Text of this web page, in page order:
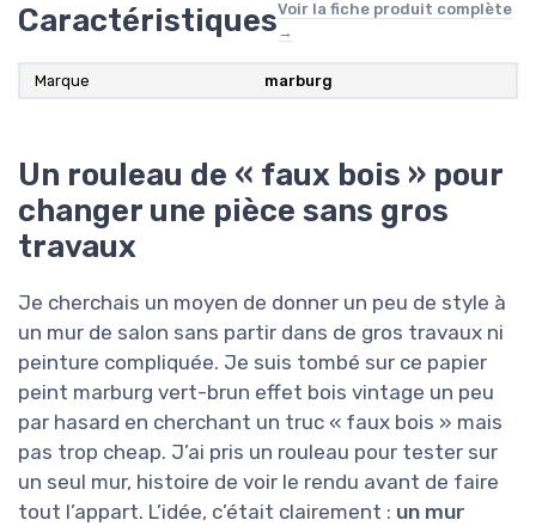
CaractéristiquesVoir la fiche produit complète
→
Marque marburg
Un rouleau de « faux bois » pour
changer une pièce sans gros
travaux
Je cherchais un moyen de donner un peu de style à
un mur de salon sans partir dans de gros travaux ni
peinture compliquée. Je suis tombé sur ce papier
peint marburg vert-brun effet bois vintage un peu
par hasard en cherchant un truc « faux bois » mais
pas trop cheap. J’ai pris un rouleau pour tester sur
un seul mur, histoire de voir le rendu avant de faire
tout l’appart. L’idée, c’était clairement : un mur